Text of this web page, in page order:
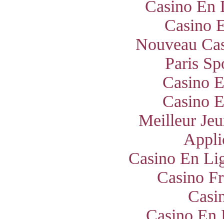
Casino En
Casino
Nouveau
Paris
Casino
Casino
Meilleur
Casino En
Casino